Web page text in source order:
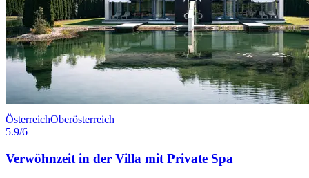
ÖsterreichOberösterreich
5.9/6
Verwöhnzeit in der Villa mit Private Spa